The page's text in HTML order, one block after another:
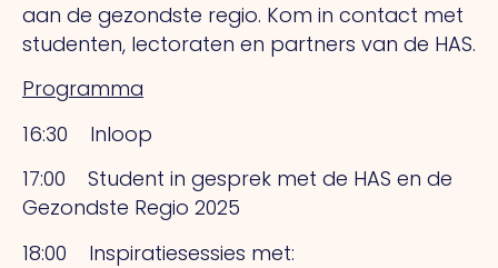
aan de gezondste regio. Kom in contact met
studenten, lectoraten en partners van de HAS.
Programma
16:30 Inloop
17:00 Student in gesprek met de HAS en de
Gezondste Regio 2025
18:00 Inspiratiesessies met: